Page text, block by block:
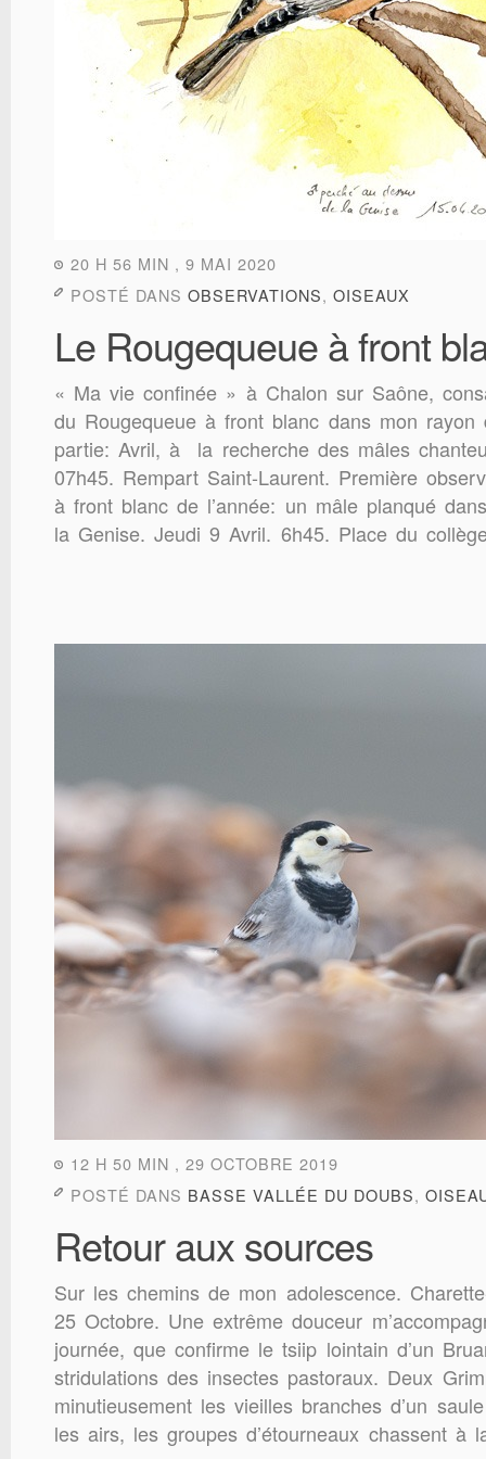
20 H 56 MIN , 9 MAI 2020
POSTÉ DANS OBSERVATIONS, OISEAUX
Le Rougequeue à front
« Ma vie confinée » à Chalon sur Saône,
du Rougequeue à front blanc dans mon rayon
partie: Avril, à la recherche des mâles
07h45. Rempart Saint-Laurent. Première
à front blanc de l’année: un mâle planqué
la Genise. Jeudi 9 Avril. 6h45. Place du
12 H 50 MIN , 29 OCTOBRE 2019
POSTÉ DANS BASSE VALLÉE DU DOUBS,
Retour aux sources
Sur les chemins de mon adolescence.
25 Octobre. Une extrême douceur
journée, que confirme le tsiip lointain d’un
stridulations des insectes pastoraux. Deux
minutieusement les vieilles branches d’un
les airs, les groupes d’étourneaux chassent à